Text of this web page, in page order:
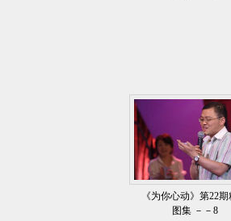
《为你心动》第22
图集 －－8